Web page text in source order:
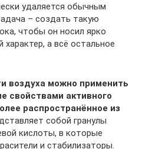
удаляется обычным
– создать такую
чтобы он носил ярко
а всё остальное
воздуха можно применить
свойствами активного
распространённое из
собой гранулы
кислоты, в которые
и стабилизаторы.